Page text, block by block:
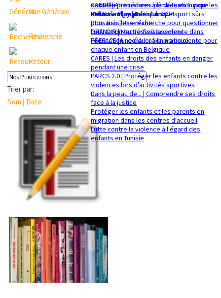
sexuelle
Mémorandum politique 2024
dans les procédures pénales en Europe
360 Safe Play | Des clubs de sport sûrs
pour tous les enfants
GRANDIR | Mettre fin à la violence dans
l’éducation : de la loi à la pratique
CADRE | Alternatives à la détention pour les
enfants migrants en Europe
RESsaisir | Une recherche pour questionner
l'utilisation du déssaisissement
PREFACE | Une éducation non-violente pour
chaque enfant en Belgique
CARES | Les droits des enfants en danger
pendant une crise
PARCS 2.0 | Protéger les enfants contre les
violences lors d’activités sportives
Dans la peau de... | Comprendre ses droits
face à la justice
Protéger les enfants et les parents en
migration dans les centres d'accueil
Lutte contre la violence à l'égard des
enfants en Tunisie
Vue Générale
Recherche
Retour
Trier par:
Nom | Date